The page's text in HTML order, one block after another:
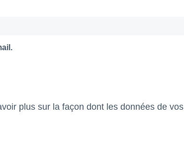
plus sur la façon dont les données de vos